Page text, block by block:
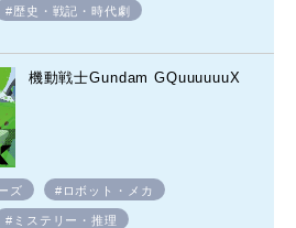
#歴史・戦記・時代劇
機動戦士Gundam GQuuuuuuX
ズ #ロボット・メカ
#ミステリー・推理